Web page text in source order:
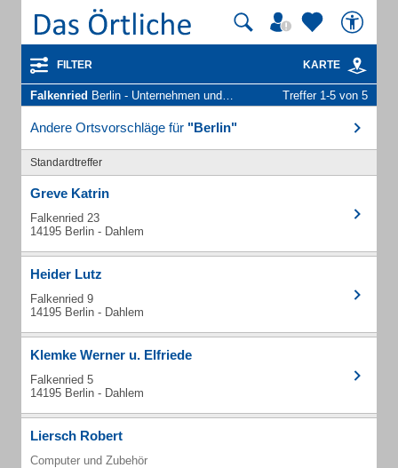
FILTER KARTE
Falkenried Berlin - Unternehmen und Personen Treffer 1-5 von 5
Andere Ortsvorschläge für "Berlin"
Standardtreffer
Greve Katrin
Falkenried 23
14195 Berlin - Dahlem
Heider Lutz
Falkenried 9
14195 Berlin - Dahlem
Klemke Werner u. Elfriede
Falkenried 5
14195 Berlin - Dahlem
Liersch Robert
Computer und Zubehör